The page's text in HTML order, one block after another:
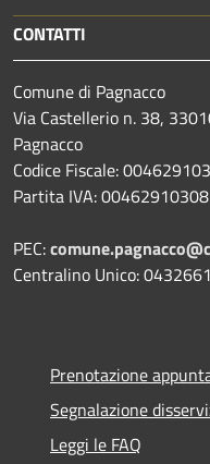
CONTATTI
Comune di Pagnacco
Via Castellerio n. 38,
Pagnacco
Codice Fiscale:
Partita IVA: 00462910308
PEC:
Centralino Unico:
Prenotazione
Segnalazione
Leggi le FAQ